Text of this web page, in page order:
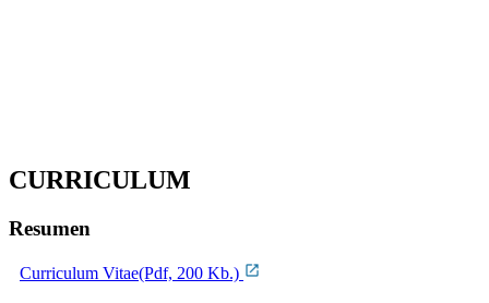
CURRICULUM
Resumen
Curriculum Vitae(Pdf, 200 Kb.)